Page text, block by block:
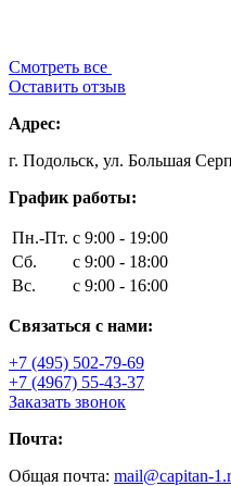
Смотреть все
Оставить отзыв
Адрес:
г. Подольск, ул. Большая
График работы:
Пн.-Пт. с 9:00 - 19:00
Сб.
с 9:00 - 18:00
Вс.
с 9:00 - 16:00
Связаться с нами:
+7 (495) 502-79-69
+7 (4967) 55-43-37
Заказать звонок
Почта:
Общая почта: mail@capitan-